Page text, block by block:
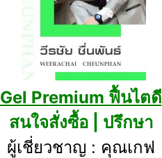
Gel Premium ฟื้นไตดี
สนใจสั่งซื้อ | ปรึกษา
ผู้เชี่ยวชาญ : คุณเกฟ